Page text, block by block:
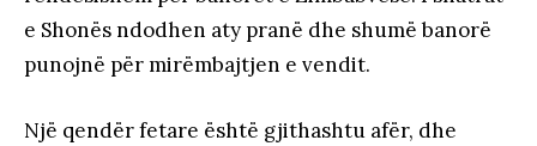
e Shonës ndodhen aty pranë dhe shumë banorë
punojnë për mirëmbajtjen e vendit.
Një qendër fetare është gjithashtu afër, dhe